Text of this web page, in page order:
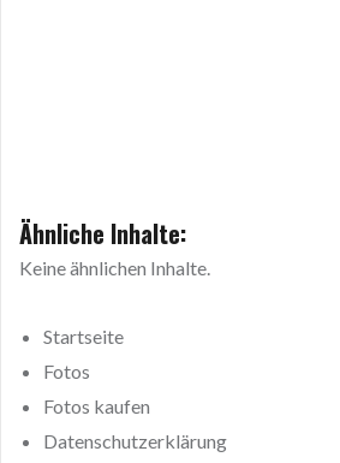
Ähnliche Inhalte:
Keine ähnlichen Inhalte.
Startseite
Fotos
Fotos kaufen
Datenschutzerklärung